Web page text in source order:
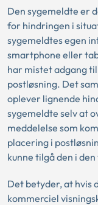
Den sygemeldte er
for hindringen i
sygemeldtes egen
smartphone eller
har mistet adgang
postløsning. Det
oplever lignende
sygemeldte selv at
meddelelse som
placering i
kunne tilgå den i
Det betyder, at hvis
kommerciel